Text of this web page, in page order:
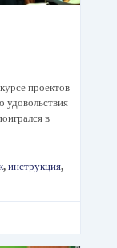
проектов
удовольствия
в
, инструкция,